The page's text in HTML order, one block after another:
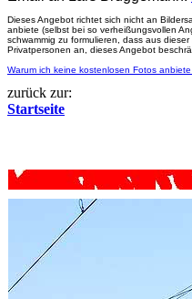
Dieses Angebot richtet sich nicht an
anbiete (selbst bei so verheißungsvollen
schwammig zu formulieren, dass aus
Privatpersonen an, dieses Angebot
Warum ich keine kostenlosen Fotos anbiete
zurück zur:
Startseite